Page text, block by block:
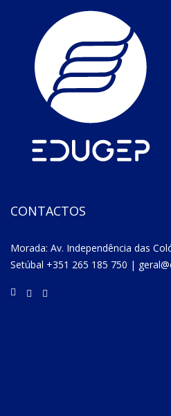
CONTACTOS
Morada: Av. Independência das
Setúbal +351 265 185 750 |